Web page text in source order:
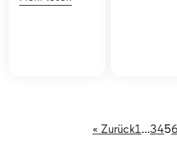
« Zurück1…3456